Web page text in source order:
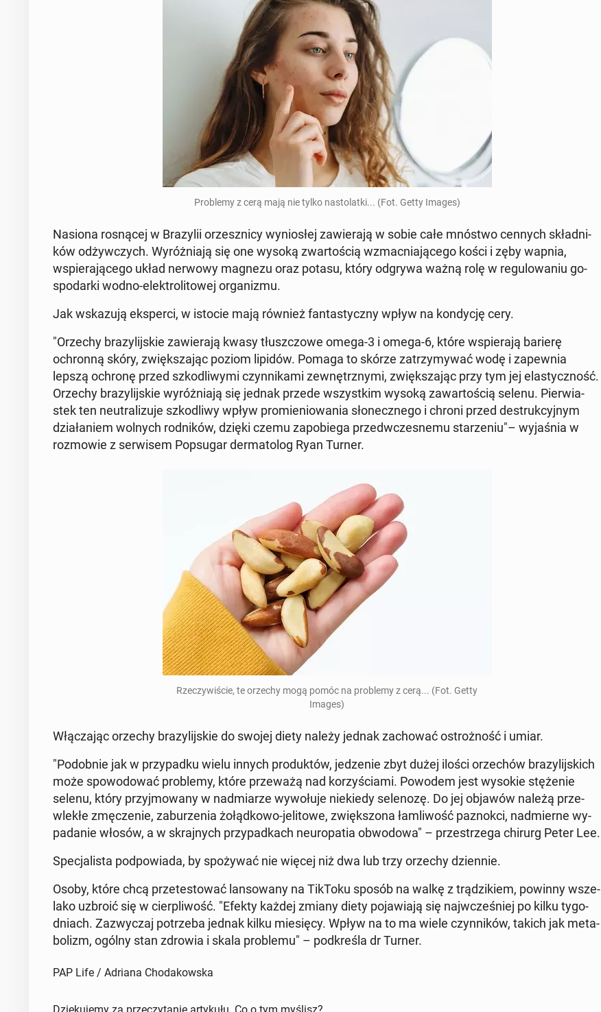
Pro­ble­my z cerą mają nie tylko na­sto­lat­ki... (Fot. Getty Images)
Nasiona ro­sną­cej w Bra­zy­lii orzesz­ni­cy wy­nio­słej za­wie­ra­ją w sobie całe mnóstwo cennych skład­ni­
ków od­żyw­czych. Wy­róż­nia­ją się one wysoką zwar­to­ścią wzmac­nia­ją­ce­go kości i zęby wapnia,
wspie­ra­ją­ce­go układ nerwowy magnezu oraz potasu, który odgrywa ważną rolę w re­gu­lo­wa­niu go­
spo­dar­ki wodno-elek­tro­li­to­wej or­ga­ni­zmu.
Jak wska­zu­ją eks­per­ci, w istocie mają również fan­ta­stycz­ny wpływ na kon­dy­cję cery.
"Orzechy bra­zy­lij­skie za­wie­ra­ją kwasy tłusz­czo­we omega-3 i omega-6, które wspie­ra­ją barierę
ochron­ną skóry, zwięk­sza­jąc poziom lipidów. Pomaga to skórze za­trzy­my­wać wodę i za­pew­nia
lepszą ochronę przed szko­dli­wy­mi czyn­ni­ka­mi ze­wnętrz­ny­mi, zwięk­sza­jąc przy tym jej ela­stycz­ność.
Orzechy bra­zy­lij­skie wy­róż­nia­ją się jednak przede wszyst­kim wysoką za­war­to­ścią selenu. Pier­wia­
stek ten neu­tra­li­zu­je szko­dli­wy wpływ pro­mie­nio­wa­nia sło­necz­ne­go i chroni przed de­struk­cyj­nym
dzia­ła­niem wolnych rod­ni­ków, dzięki czemu za­po­bie­ga przed­wcze­sne­mu sta­rze­niu"– wy­ja­śnia w
roz­mo­wie z ser­wi­sem Po­psu­gar der­ma­to­log Ryan Turner.
Rze­czy­wi­ście, te orzechy mogą pomóc na pro­ble­my z cerą... (Fot. Getty
Images)
Włą­cza­jąc orzechy bra­zy­lij­skie do swojej diety należy jednak za­cho­wać ostroż­ność i umiar.
"Po­dob­nie jak w przy­pad­ku wielu innych pro­duk­tów, je­dze­nie zbyt dużej ilości orze­chów bra­zy­lij­skich
może spo­wo­do­wać pro­ble­my, które prze­wa­żą nad ko­rzy­ścia­mi. Powodem jest wysokie stę­że­nie
selenu, który przyj­mo­wa­ny w nad­mia­rze wy­wo­łu­je nie­kie­dy se­le­no­zę. Do jej objawów należą prze­
wle­kłe zmę­cze­nie, za­bu­rze­nia żo­łąd­ko­wo-je­li­to­we, zwięk­szo­na łam­li­wość pa­znok­ci, nad­mier­ne wy­
pa­da­nie włosów, a w skraj­nych przy­pad­kach neu­ro­pa­tia ob­wo­do­wa" – prze­strze­ga chirurg Peter Lee.
Spe­cja­li­sta pod­po­wia­da, by spo­ży­wać nie więcej niż dwa lub trzy orzechy dzien­nie.
Osoby, które chcą prze­te­sto­wać lan­so­wa­ny na TikToku sposób na walkę z trą­dzi­kiem, powinny wsze­
la­ko uzbroić się w cier­pli­wość. "Efekty każdej zmiany diety po­ja­wia­ją się naj­wcze­śniej po kilku ty­go­
dniach. Za­zwy­czaj po­trze­ba jednak kilku mie­się­cy. Wpływ na to ma wiele czyn­ni­ków, takich jak me­ta­
bo­lizm, ogólny stan zdrowia i skala pro­ble­mu" – pod­kre­śla dr Turner.
PAP Life / Adriana Chodakowska